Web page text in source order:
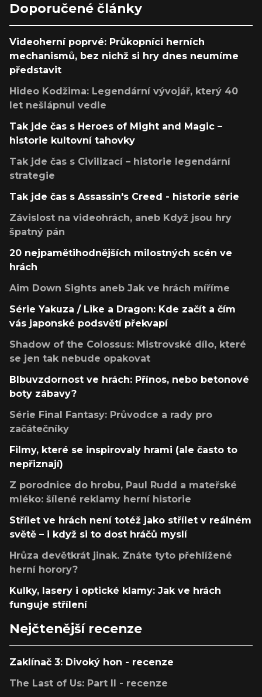
Doporučené články
Videoherní poprvé: Průkopníci herních
mechanismů, bez nichž si hry dnes neumíme
představit
Hideo Kodžima: Legendární vývojář, který 40
let nešlápnul vedle
Tak jde čas s Heroes of Might and Magic –
historie kultovní tahovky
Tak jde čas s Civilizací – historie legendární
strategie
Tak jde čas s Assassin's Creed - historie série
Závislost na videohrách, aneb Když jsou hry
špatný pán
20 nejpamětihodnějších milostných scén ve
hrách
Aim Down Sights aneb Jak ve hrách míříme
Série Yakuza / Like a Dragon: Kde začít a čím
vás japonské podsvětí překvapí
Shadow of the Colossus: Mistrovské dílo, které
se jen tak nebude opakovat
Blbuvzdornost ve hrách: Přínos, nebo betonové
boty zábavy?
Série Final Fantasy: Průvodce a rady pro
začátečníky
Filmy, které se inspirovaly hrami (ale často to
nepřiznají)
Z porodnice do hrobu, Paul Rudd a mateřské
mléko: šílené reklamy herní historie
Střílet ve hrách není totéž jako střílet v reálném
světě – i když si to dost hráčů myslí
Hrůza devětkrát jinak. Znáte tyto přehlížené
herní horory?
Kulky, lasery i optické klamy: Jak ve hrách
funguje střílení
Nejčtenější recenze
Zaklínač 3: Divoký hon - recenze
The Last of Us: Part II - recenze